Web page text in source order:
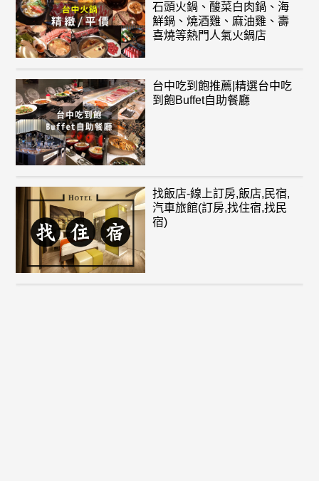
石頭火鍋、酸菜白肉鍋、海
鮮鍋、燒酒雞、麻油雞、壽
喜燒等熱門人氣火鍋店
台中吃到飽推薦|精選台中吃
到飽Buffet自助餐廳
找飯店-線上訂房,飯店,民宿,
汽車旅館(訂房,找住宿,找民
宿)